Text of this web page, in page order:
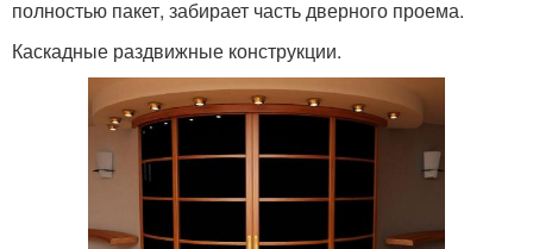
полностью пакет, забирает часть дверного проема.
Каскадные раздвижные конструкции.